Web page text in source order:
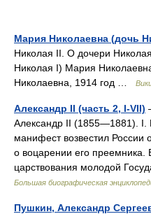
Мария Николаевна (дочь
Николая II. О дочери
Николая I) Мария
Николаевна, 1914 год …
Александр II (часть 2, I-VII)
Александр II (1855—1881).
манифест возвестил России
о воцарении его преемника.
царствования молодой
Большая биографическая
Пушкин, Александр